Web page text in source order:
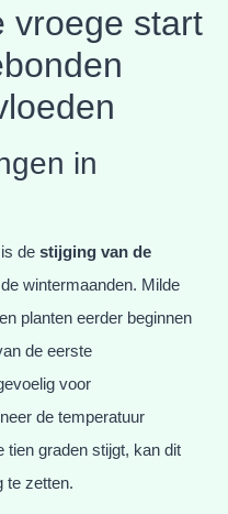
vroege start
in
de stijging van de
wintermaanden. Milde
planten eerder beginnen
de eerste
voor
de temperatuur
tien graden stijgt, kan dit
te zetten.